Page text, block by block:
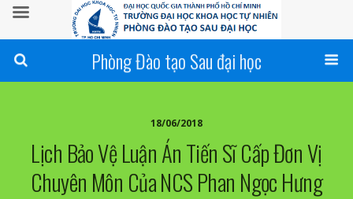
Phòng Đào tạo Sau đại học
18/06/2018
Lịch Bảo Vệ Luận Án Tiến Sĩ Cấp Đơn Vị
Chuyên Môn Của NCS Phan Ngọc Hưng